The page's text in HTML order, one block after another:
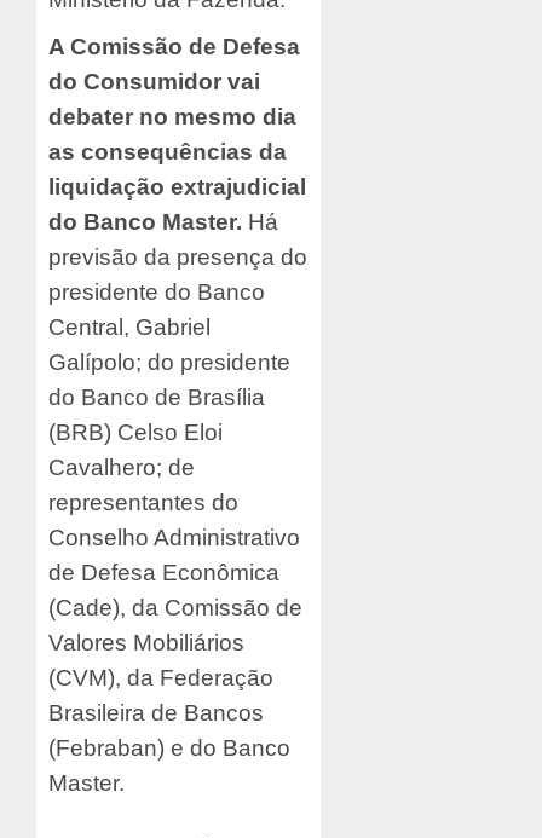
A Comissão de Defesa
do Consumidor vai
debater no mesmo dia
as consequências da
liquidação extrajudicial
do Banco Master. Há
previsão da presença do
presidente do Banco
Central, Gabriel
Galípolo; do presidente
do Banco de Brasília
(BRB) Celso Eloi
Cavalhero; de
representantes do
Conselho Administrativo
de Defesa Econômica
(Cade), da Comissão de
Valores Mobiliários
(CVM), da Federação
Brasileira de Bancos
(Febraban) e do Banco
Master.